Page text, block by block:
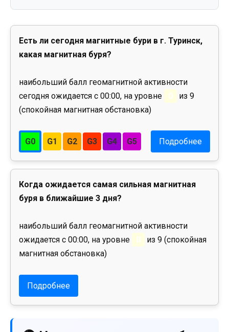
Есть ли сегодня магнитные бури в г. Туринск,
какая магнитная буря?
наибольший балл геомагнитной активности
сегодня ожидается с 00:00, на уровне
0
из 9
(спокойная магнитная обстановка)
G0 G1 G2 G3 G4 G5 Подробнее
Когда ожидается самая сильная магнитная
буря в ближайшие 3 дня?
наибольший балл геомагнитной активности
ожидается с 00:00, на уровне
0
из 9 (спокойная
магнитная обстановка)
Подробнее